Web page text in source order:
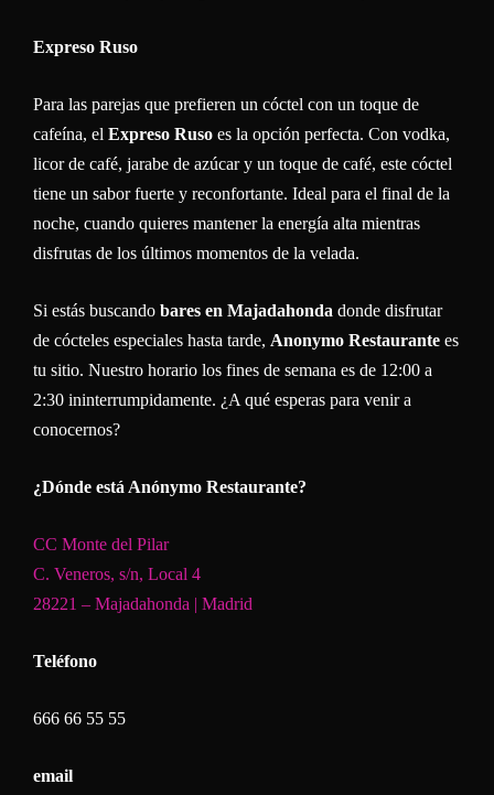
Expreso Ruso
Para las parejas que prefieren un cóctel con un toque de
cafeína, el Expreso Ruso es la opción perfecta. Con vodka,
licor de café, jarabe de azúcar y un toque de café, este cóctel
tiene un sabor fuerte y reconfortante. Ideal para el final de la
noche, cuando quieres mantener la energía alta mientras
disfrutas de los últimos momentos de la velada.
Si estás buscando bares en Majadahonda donde disfrutar
de cócteles especiales hasta tarde, Anonymo Restaurante es
tu sitio. Nuestro horario los fines de semana es de 12:00 a
2:30 ininterrumpidamente. ¿A qué esperas para venir a
conocernos?
¿Dónde está Anónymo Restaurante?
CC Monte del Pilar
C. Veneros, s/n, Local 4
28221 – Majadahonda | Madrid
Teléfono
666 66 55 55
email